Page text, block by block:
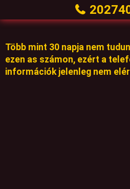
Több mint 30 napja nem
ezen as számon, ezért a
információk jelenleg nem